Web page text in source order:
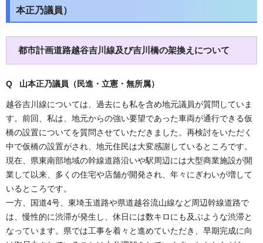
本正乃議員）
都市計画道路越谷吉川線及び吉川橋の架換えについて
Q 山本正乃議員（民進・立憲・無所属）
越谷吉川線については、過去にも私を含め地元議員が質問していま
す。前回、私は、地元からの強い要望であった車両が通行できる仮
橋の設置についてを質問させていただきました。再検討をいただく
中で仮橋の設置がされ、地元住民は大変感謝しているところです。
現在、県東南部地域の幹線道路沿いや駅周辺には大型商業施設が開
業して以来、多くの住宅や店舗が開発され、年々にぎわいが増して
いるところです。
一方、国道4号、東埼玉道路や県道越谷流山線など周辺幹線道路で
は、慢性的に渋滞が発生し、休日には数キロにも及ぶような渋滞と
なっています。県では工事を着々と進めていただき、早期完成に向